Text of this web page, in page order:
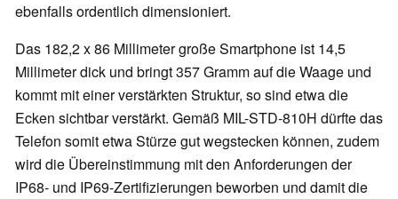
ebenfalls ordentlich dimensioniert.
Das 182,2 x 86 Millimeter große Smartphone ist 14,5
Millimeter dick und bringt 357 Gramm auf die Waage und
kommt mit einer verstärkten Struktur, so sind etwa die
Ecken sichtbar verstärkt. Gemäß MIL-STD-810H dürfte das
Telefon somit etwa Stürze gut wegstecken können, zudem
wird die Übereinstimmung mit den Anforderungen der
IP68- und IP69-Zertifizierungen beworben und damit die